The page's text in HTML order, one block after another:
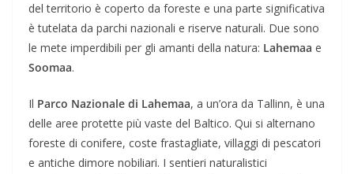
del territorio è coperto da foreste e una parte significativa
è tutelata da parchi nazionali e riserve naturali. Due sono
le mete imperdibili per gli amanti della natura: Lahemaa e
Soomaa.
Il Parco Nazionale di Lahemaa, a un’ora da Tallinn, è una
delle aree protette più vaste del Baltico. Qui si alternano
foreste di conifere, coste frastagliate, villaggi di pescatori
e antiche dimore nobiliari. I sentieri naturalistici